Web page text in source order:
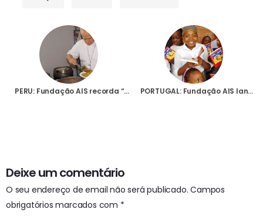
PERU: Fundação AIS recorda “colaboração estreita e fraterna” nos tempos em que o Papa foi bispo em Chiclayo e Callao PORTUGAL: Fundação AIS lança edição especial da “Bíblia para Crianças” durante o Jubileu das Famílias em Roma
Deixe um comentário
O seu endereço de email não será publicado. Campos
obrigatórios marcados com *